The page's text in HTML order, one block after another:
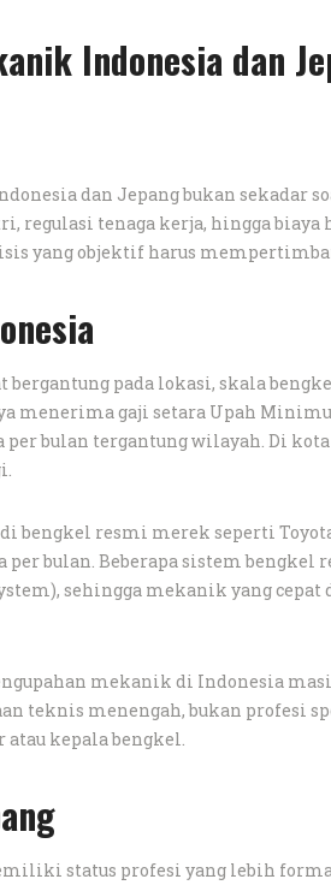
Indonesia dan
dan Jepang bukan sekadar
regulasi tenaga kerja, hingga
yang objektif harus
bergantung pada lokasi, skala
menerima gaji setara Upah
per bulan tergantung wilayah. Di
bengkel resmi merek seperti
per bulan. Beberapa sistem
sehingga mekanik yang
mekanik di Indonesia
teknis menengah, bukan profesi
kepala bengkel.
status profesi yang lebih